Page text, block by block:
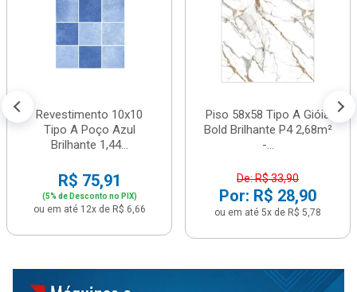
Revestimento 10x10
Tipo A Poço Azul
Brilhante 1,44...
R$ 75,91
(5% de Desconto no PIX)
ou em até 12x de R$ 6,66
Piso 58x58 Tipo A Gióia
Bold Brilhante P4 2,68m²
-...
De: R$ 33,90
Por: R$ 28,90
ou em até 5x de R$ 5,78